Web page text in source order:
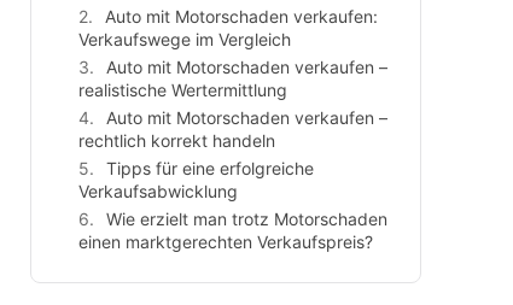
Auto mit Motorschaden verkaufen:
Verkaufswege im Vergleich
Auto mit Motorschaden verkaufen –
realistische Wertermittlung
Auto mit Motorschaden verkaufen –
rechtlich korrekt handeln
Tipps für eine erfolgreiche
Verkaufsabwicklung
Wie erzielt man trotz Motorschaden
einen marktgerechten Verkaufspreis?